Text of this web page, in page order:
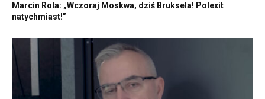
Marcin Rola: „Wczoraj Moskwa, dziś Bruksela! Polexit
natychmiast!”